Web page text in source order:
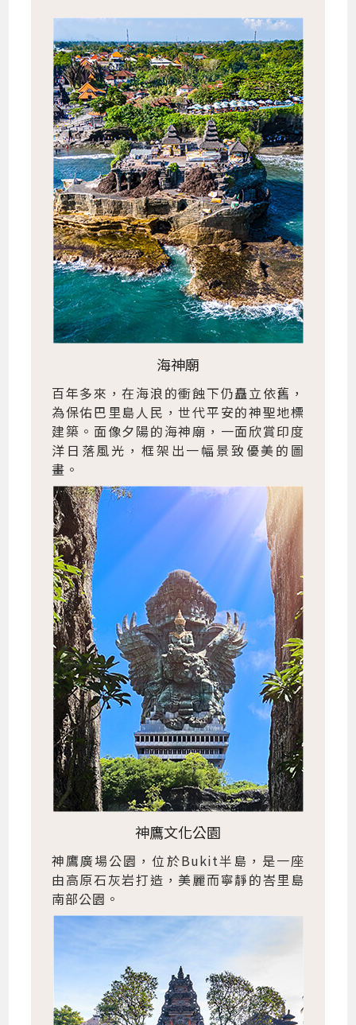
海神廟
百年多來，在海浪的衝蝕下仍矗立依舊，
為保佑巴里島人民，世代平安的神聖地標
建築。面像夕陽的海神廟，一面欣賞印度
洋日落風光，框架出一幅景致優美的圖
畫。
神鷹文化公園
神鷹廣場公園，位於Bukit半島，是一座
由高原石灰岩打造，美麗而寧靜的峇里島
南部公園。